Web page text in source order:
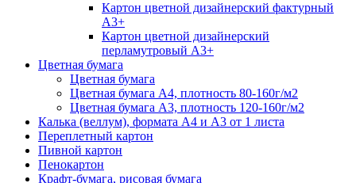
Картон цветной дизайнерский фактурный
А3+
Картон цветной дизайнерский
перламутровый А3+
Цветная бумага
Цветная бумага
Цветная бумага А4, плотность 80-160г/м2
Цветная бумага А3, плотность 120-160г/м2
Калька (веллум), формата А4 и А3 от 1 листа
Переплетный картон
Пивной картон
Пенокартон
Крафт-бумага, рисовая бумага